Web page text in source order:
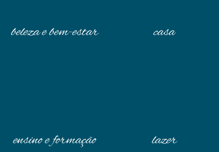
beleza e bem-estar casa
ensino e formação lazer